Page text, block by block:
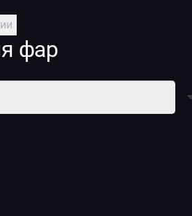
фар